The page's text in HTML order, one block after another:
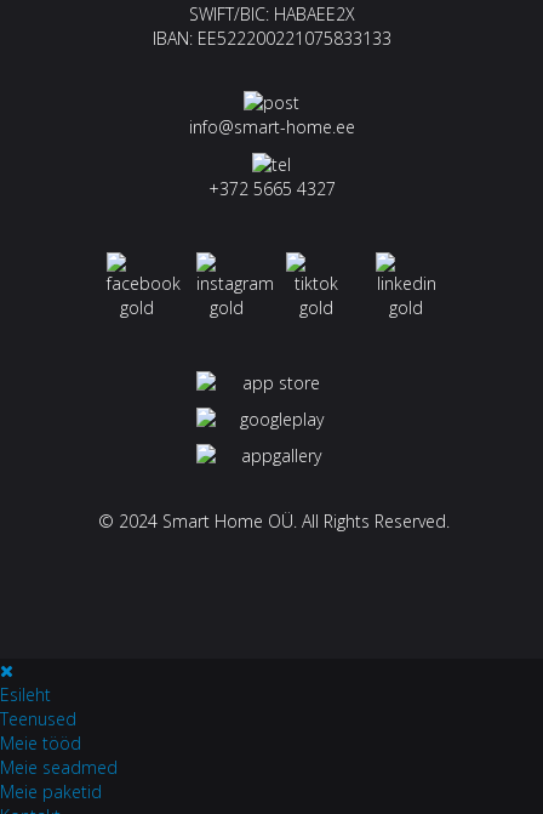
SWIFT/BIC: HABAEE2X
IBAN: EE522200221075833133
info@smart-home.ee
+372 5665 4327
© 2024 Smart Home OÜ. All Rights Reserved.
Esileht
Teenused
Meie tööd
Meie seadmed
Meie paketid